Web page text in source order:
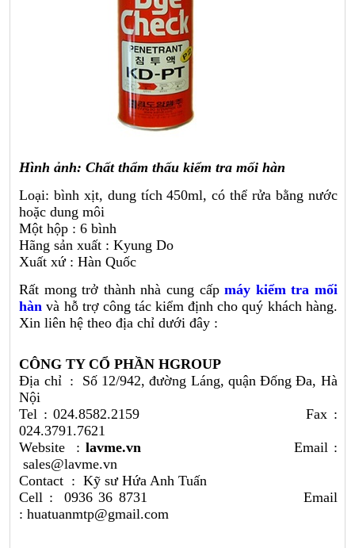
Hình ảnh: Chất thẩm thấu kiểm tra mối hàn
Loại: bình xịt, dung tích 450ml, có thể rửa bằng nước
hoặc dung môi
Một hộp : 6 bình
Hãng sản xuất : Kyung Do
Xuất xứ : Hàn Quốc
Rất mong trở thành nhà cung cấpmáy kiểm tra mối
hàn và hỗ trợ công tác kiểm định cho quý khách hàng.
Xin liên hệ theo địa chỉ dưới đây :
CÔNG TY CỔ PHẦN HGROUP
Địa chỉ : Số 12/942, đường Láng, quận Đống Đa, Hà
Nội
Tel : 024.8582.2159 Fax :
024.3791.7621
Website : lavme.vn Email :
sales@lavme.vn
Contact : Kỹ sư Hứa Anh Tuấn
Cell : 0936 36 8731 Email
: huatuanmtp@gmail.com